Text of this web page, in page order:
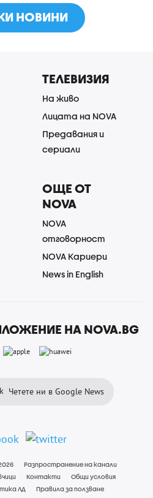
НОВИНИ
ТЕЛЕВИЗИЯ
На живо
Лицата на NOVA
Предавания и
сериали
ОЩЕ ОТ
NOVA
NOVA
отговорност
NOVA Кариери
News in English
НА NOVA.BG
Четете ни в Google News
Разпространение на канали
Контакти
Общи условия
ЛД
Правила за ползване